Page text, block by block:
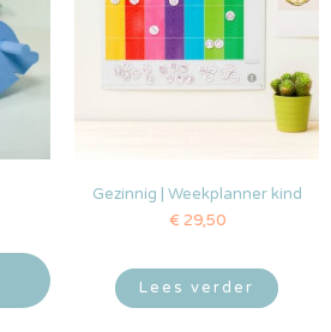
Gezinnig | Weekplanner kind
€ 29,50
Lees verder